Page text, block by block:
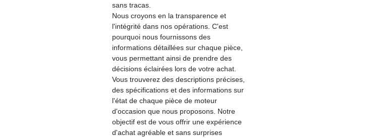
sans tracas.
Nous croyons en la transparence et
l'intégrité dans nos opérations. C'est
pourquoi nous fournissons des
informations détaillées sur chaque pièce,
vous permettant ainsi de prendre des
décisions éclairées lors de votre achat.
Vous trouverez des descriptions précises,
des spécifications et des informations sur
l'état de chaque pièce de moteur
d'occasion que nous proposons. Notre
objectif est de vous offrir une expérience
d'achat agréable et sans surprises